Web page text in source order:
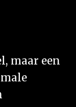
maar een